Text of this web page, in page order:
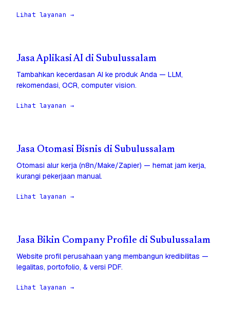
Lihat layanan →
Jasa Aplikasi AI di Subulussalam
Tambahkan kecerdasan AI ke produk Anda — LLM,
rekomendasi, OCR, computer vision.
Lihat layanan →
Jasa Otomasi Bisnis di Subulussalam
Otomasi alur kerja (n8n/Make/Zapier) — hemat jam kerja,
kurangi pekerjaan manual.
Lihat layanan →
Jasa Bikin Company Profile di Subulussalam
Website profil perusahaan yang membangun kredibilitas —
legalitas, portofolio, & versi PDF.
Lihat layanan →